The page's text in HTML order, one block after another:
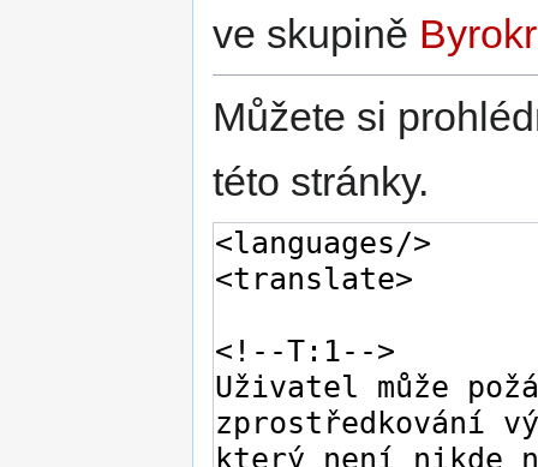
ve skupině
Můžete si
této stránky.